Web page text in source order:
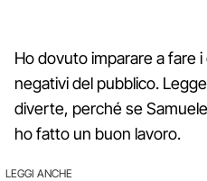
Ho dovuto imparare a fare
negativi del pubblico.
diverte, perché se
ho fatto un buon lavoro.
LEGGI ANCHE